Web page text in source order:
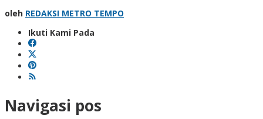
oleh REDAKSI METRO TEMPO
Ikuti Kami Pada
Navigasi pos